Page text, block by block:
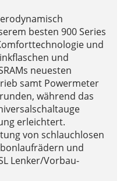
besten 900 Series
und
und
neuesten
samt Powermeter
während das
erleichtert.
von schlauchlosen
und
Lenker/Vorbau-